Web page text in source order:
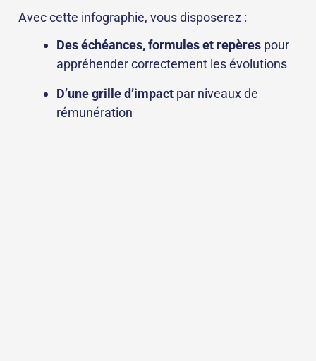
Avec cette infographie, vous disposerez :
Des échéances, formules et repères pour
appréhender correctement les évolutions
D’une grille d’impact par niveaux de
rémunération